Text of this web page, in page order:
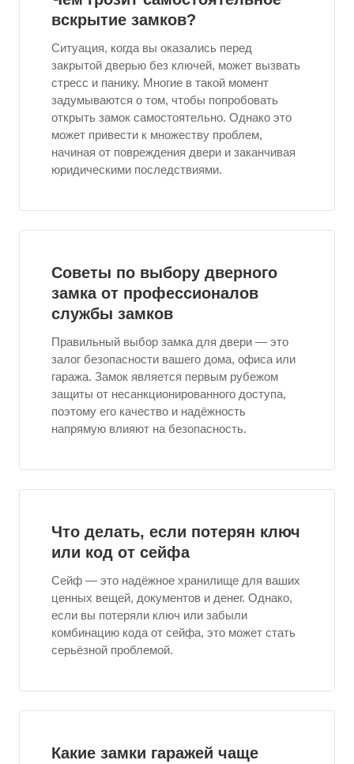
вскрытие замков?
Ситуация, когда вы оказались перед
закрытой дверью без ключей, может вызвать
стресс и панику. Многие в такой момент
задумываются о том, чтобы попробовать
открыть замок самостоятельно. Однако это
может привести к множеству проблем,
начиная от повреждения двери и заканчивая
юридическими последствиями.
Советы по выбору дверного
замка от профессионалов
службы замков
Правильный выбор замка для двери — это
залог безопасности вашего дома, офиса или
гаража. Замок является первым рубежом
защиты от несанкционированного доступа,
поэтому его качество и надёжность
напрямую влияют на безопасность.
Что делать, если потерян ключ
или код от сейфа
Сейф — это надёжное хранилище для ваших
ценных вещей, документов и денег. Однако,
если вы потеряли ключ или забыли
комбинацию кода от сейфа, это может стать
серьёзной проблемой.
Какие замки гаражей чаще